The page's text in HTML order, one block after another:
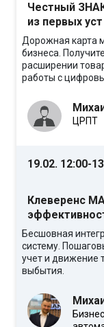
Честный
из первых уст
Дорожная карта
бизнеса.
расширении
работы с
ЦРПТ
19.02. 12:00-
Клеверенс
Бесшовная
систему.
учет и движение
выбытия.